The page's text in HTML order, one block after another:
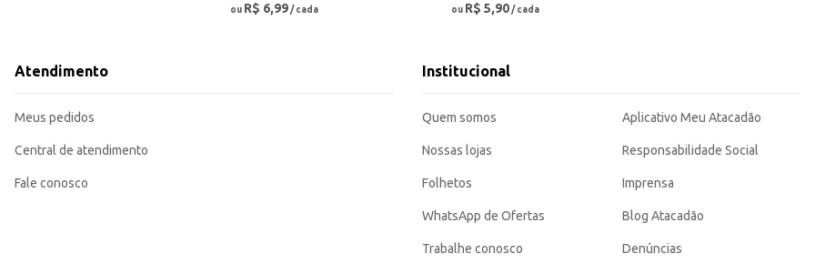
ou R$ 6,99/ cada ou R$ 5,90/ cada
Atendimento
Meus pedidos
Central de atendimento
Fale conosco
Institucional
Quem somos
Nossas lojas
Folhetos
WhatsApp de Ofertas
Trabalhe conosco
Aplicativo Meu Atacadão
Responsabilidade Social
Imprensa
Blog Atacadão
Denúncias